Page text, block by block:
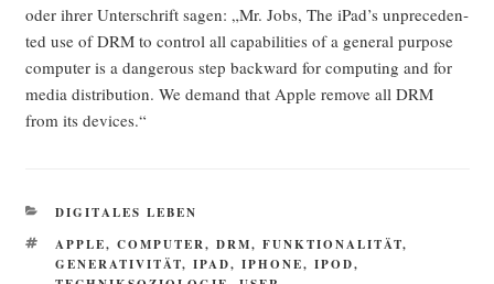
oder ihrer Unter­schrift sagen: „Mr. Jobs, The iPad’s unpre­ce­den­
ted use of DRM to con­trol all capa­bi­li­ties of a gene­ral pur­po­se
com­pu­ter is a dan­ge­rous step back­ward for com­pu­ting and for
media dis­tri­bu­ti­on. We demand that Apple remo­ve all DRM
from its devices.“
KATEGORIEN
DIGITALES LEBEN
SCHLAGWÖRTER
APPLE, COMPUTER, DRM, FUNKTIONALITÄT,
GENERATIVITÄT, IPAD, IPHONE, IPOD,